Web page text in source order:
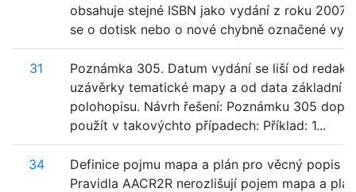
obsahuje stejné ISBN jako vydání z roku
se o dotisk nebo o nové chybně označené vy...
31
Poznámka 305. Datum vydání se liší od
uzávěrky tematické mapy a od data základní
polohopisu. Návrh řešení: Poznámku 305
použít v takovýchto případech: Příklad: 1...
34
Definice pojmu mapa a plán pro věcný popis -
Pravidla AACR2R nerozlišují pojem mapa a